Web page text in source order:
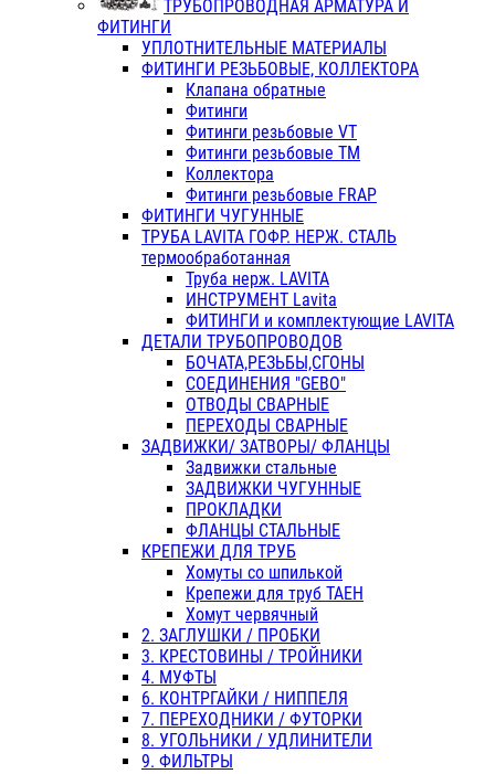
ТРУБОПРОВОДНАЯ АРМАТУРА И
ФИТИНГИ
УПЛОТНИТЕЛЬНЫЕ МАТЕРИАЛЫ
ФИТИНГИ РЕЗЬБОВЫЕ, КОЛЛЕКТОРА
Клапана обратные
Фитинги
Фитинги резьбовые VT
Фитинги резьбовые ТМ
Коллектора
Фитинги резьбовые FRAP
ФИТИНГИ ЧУГУННЫЕ
ТРУБА LAVITA ГОФР. НЕРЖ. СТАЛЬ
термообработанная
Труба нерж. LAVITA
ИНСТРУМЕНТ Lavita
ФИТИНГИ и комплектующие LAVITA
ДЕТАЛИ ТРУБОПРОВОДОВ
БОЧАТА,РЕЗЬБЫ,СГОНЫ
СОЕДИНЕНИЯ "GEBO"
ОТВОДЫ СВАРНЫЕ
ПЕРЕХОДЫ СВАРНЫЕ
ЗАДВИЖКИ/ ЗАТВОРЫ/ ФЛАНЦЫ
Задвижки стальные
ЗАДВИЖКИ ЧУГУННЫЕ
ПРОКЛАДКИ
ФЛАНЦЫ СТАЛЬНЫЕ
КРЕПЕЖИ ДЛЯ ТРУБ
Хомуты со шпилькой
Крепежи для труб ТАЕН
Хомут червячный
2. ЗАГЛУШКИ / ПРОБКИ
3. КРЕСТОВИНЫ / ТРОЙНИКИ
4. МУФТЫ
6. КОНТРГАЙКИ / НИППЕЛЯ
7. ПЕРЕХОДНИКИ / ФУТОРКИ
8. УГОЛЬНИКИ / УДЛИНИТЕЛИ
9. ФИЛЬТРЫ